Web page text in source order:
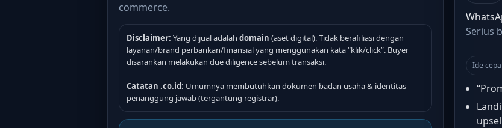
commerce.
Disclaimer: Yang dijual adalah domain (aset digital). Tidak berafiliasi dengan
layanan/brand perbankan/finansial yang menggunakan kata “klik/click”. Buyer
disarankan melakukan due diligence sebelum transaksi.
Catatan .co.id: Umumnya membutuhkan dokumen badan usaha & identitas
penanggung jawab (tergantung registrar).
Serius
Ide